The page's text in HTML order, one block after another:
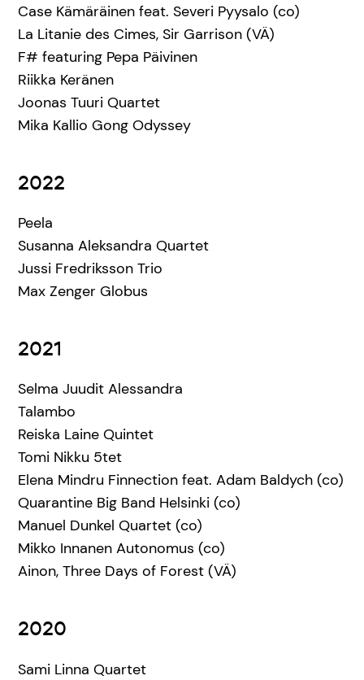
Case Kämäräinen feat. Severi Pyysalo (co)
La Litanie des Cimes, Sir Garrison (VÄ)
F# featuring Pepa Päivinen
Riikka Keränen
Joonas Tuuri Quartet
Mika Kallio Gong Odyssey
2022
Peela
Susanna Aleksandra Quartet
Jussi Fredriksson Trio
Max Zenger Globus
2021
Selma Juudit Alessandra
Talambo
Reiska Laine Quintet
Tomi Nikku 5tet
Elena Mindru Finnection feat. Adam Baldych (co)
Quarantine Big Band Helsinki (co)
Manuel Dunkel Quartet (co)
Mikko Innanen Autonomus (co)
Ainon, Three Days of Forest (VÄ)
2020
Sami Linna Quartet